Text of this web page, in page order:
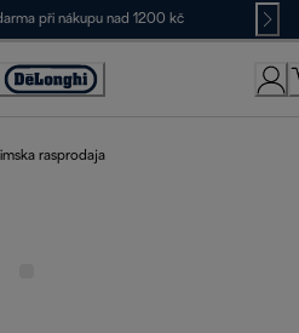
při nákupu nad 1200 kč
rasprodaja